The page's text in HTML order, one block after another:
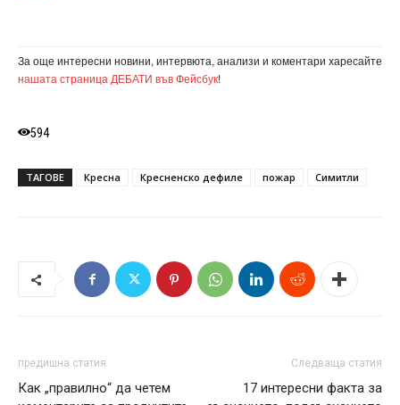
За още интересни новини, интервюта, анализи и коментари харесайте
нашата страница ДЕБАТИ във Фейсбук!
594
ТАГОВЕ Кресна Кресненско дефиле пожар Симитли
предишна статия
Как „правилно“ да четем
Следваща статия
17 интересни факта за